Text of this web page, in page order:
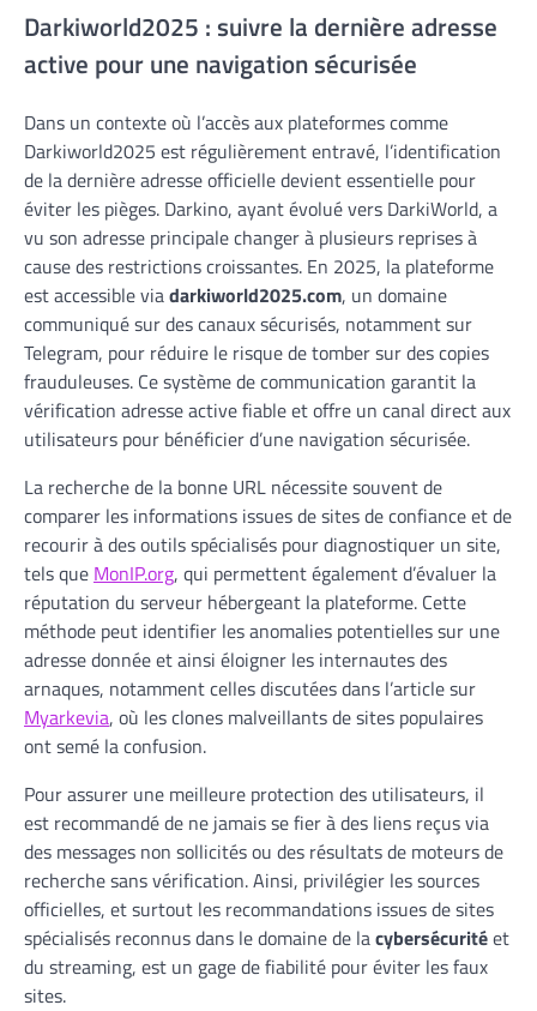
Darkiworld2025 : suivre la dernière adresse
active pour une navigation sécurisée
Dans un contexte où l’accès aux plateformes comme
Darkiworld2025 est régulièrement entravé, l’identification
de la dernière adresse officielle devient essentielle pour
éviter les pièges. Darkino, ayant évolué vers DarkiWorld, a
vu son adresse principale changer à plusieurs reprises à
cause des restrictions croissantes. En 2025, la plateforme
est accessible viadarkiworld2025.com, un domaine
communiqué sur des canaux sécurisés, notamment sur
Telegram, pour réduire le risque de tomber sur des copies
frauduleuses. Ce système de communication garantit la
vérification adresse active fiable et offre un canal direct aux
utilisateurs pour bénéficier d’une navigation sécurisée.
La recherche de la bonne URL nécessite souvent de
comparer les informations issues de sites de confiance et de
recourir à des outils spécialisés pour diagnostiquer un site,
tels que MonIP.org, qui permettent également d’évaluer la
réputation du serveur hébergeant la plateforme. Cette
méthode peut identifier les anomalies potentielles sur une
adresse donnée et ainsi éloigner les internautes des
arnaques, notamment celles discutées dans l’article sur
Myarkevia, où les clones malveillants de sites populaires
ont semé la confusion.
Pour assurer une meilleure protection des utilisateurs, il
est recommandé de ne jamais se fier à des liens reçus via
des messages non sollicités ou des résultats de moteurs de
recherche sans vérification. Ainsi, privilégier les sources
officielles, et surtout les recommandations issues de sites
spécialisés reconnus dans le domaine de lacybersécuritéet
du streaming, est un gage de fiabilité pour éviter les faux
sites.